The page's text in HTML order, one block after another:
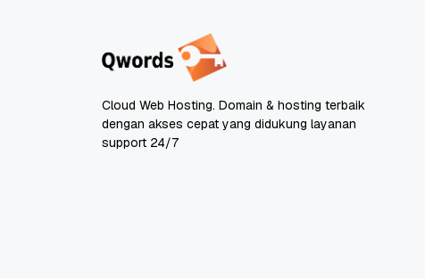
Cloud Web Hosting. Domain & hosting terbaik
dengan akses cepat yang didukung layanan
support 24/7